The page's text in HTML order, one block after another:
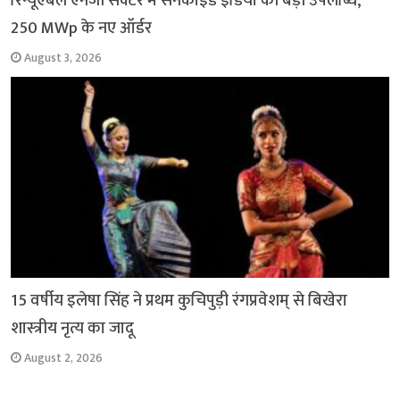
250 MWp के नए ऑर्डर
August 3, 2026
15 वर्षीय इलेषा सिंह ने प्रथम कुचिपुड़ी रंगप्रवेशम् से बिखेरा
शास्त्रीय नृत्य का जादू
August 2, 2026